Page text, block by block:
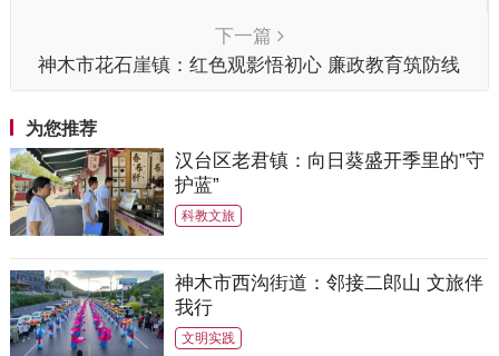
下一篇
神木市花石崖镇：红色观影悟初心 廉政教育筑防线
为您推荐
汉台区老君镇：向日葵盛开季里的”守
护蓝”
科教文旅
神木市西沟街道：邻接二郎山 文旅伴
我行
文明实践